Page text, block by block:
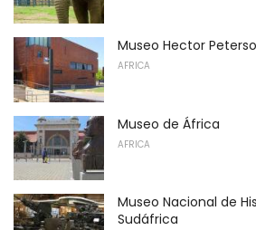
Museo Hector
AFRICA
Museo de África
AFRICA
Museo Nacional de
Sudáfrica